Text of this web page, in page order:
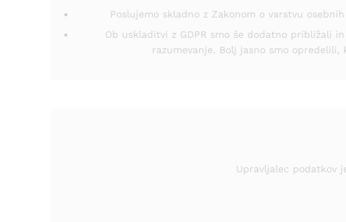
Poslujemo skladno z Zakonom o varstvu
Ob uskladitvi z GDPR smo še dodatno približali
razumevanje. Bolj jasno smo
Upravljalec podatkov